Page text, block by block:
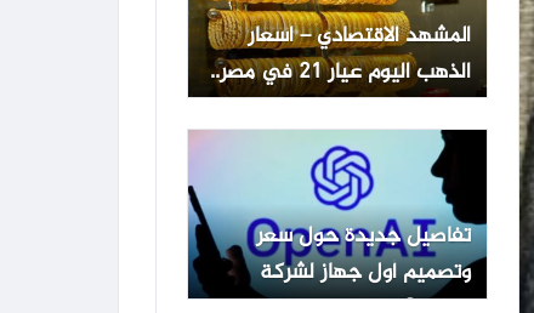
المشهد الاقتصادي – اسعار
الذهب اليوم عيار 21 في مصر..
قفزة جديده
تفاصيل جديدة حول سعر
وتصميم أول جهاز لشركة